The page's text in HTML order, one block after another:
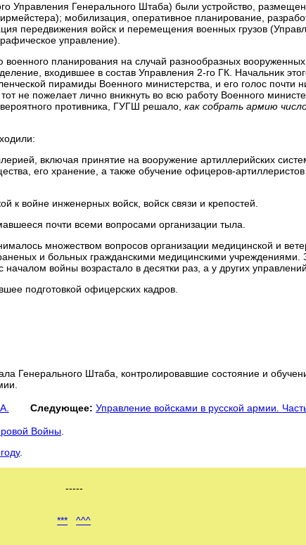
Управления Генерального Штаба) были устройство,
мобилизация, оперативное планирование,
передвижения войск и перемещения военных грузов
управление).
планирования на случай разнообразных
входившее в состав Управления 2-го ГК. Начальник
пирамиды Военного министерства, и его голос почти
не пожелает лично вникнуть во всю работу Военного
вероятного противника, ГУГШ решало,как собрать армию
включая принятие на вооружение артиллерийских
его хранение, а также обучение офицеров-
к войне инженерных войск, войск связи и крепостей.
почти всеми вопросами организации тыла.
множеством вопросов организации медицинской и
и больных гражданскими медицинскими учреждениями.
войны возрастало в десятки раз, а у других
подготовкой офицерских кадров.
Генерального Штаба, контролировавшие состояние и
Следующее: Управление войсками в русской армии.
Войны
.
-----
*** ^^^